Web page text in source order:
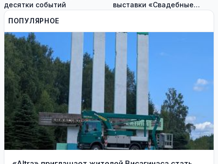
десятки событий
выставки «Свадебные
платья» и лекцию историка
Васильева!
ПОПУЛЯРНОЕ